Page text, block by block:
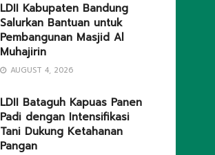
LDII Kabupaten Bandung
Salurkan Bantuan untuk
Pembangunan Masjid Al
Muhajirin
AUGUST 4, 2026
LDII Bataguh Kapuas Panen
Padi dengan Intensifikasi
Tani Dukung Ketahanan
Pangan